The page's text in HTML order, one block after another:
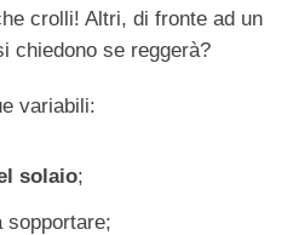
crolli! Altri, di fronte ad un
chiedono se reggerà?
variabili:
solaio;
sopportare;